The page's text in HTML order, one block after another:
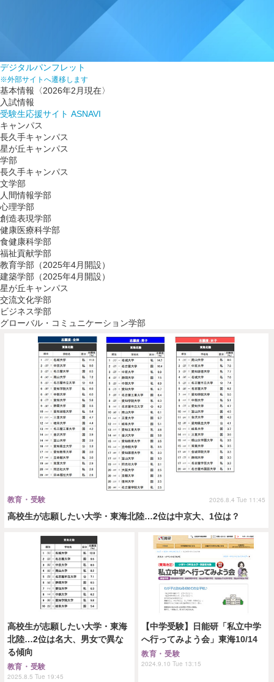
デジタルパンフレット
※外部サイトへ遷移します
基本情報 〈2026年2月現在〉
入試情報
受験生応援サイト ASNAVI
キャンパス
長久手キャンパス
星が丘キャンパス
学部
長久手キャンパス
文学部
人間情報学部
心理学部
創造表現学部
健康医療科学部
食健康科学部
福祉貢献学部
教育学部（2025年4月開設）
建築学部（2025年4月開設）
星が丘キャンパス
交流文化学部
ビジネス学部
グローバル・コミュニケーション学部
高校生が志願したい大学・東海北陸…2位は中京大、1位は？
教育・受験 2026.8.4 Tue 11:45
高校生が志願したい大学・東海
北陸…2位は名大、男女で異な
る傾向
教育・受験
2025.8.5 Tue 19:45
【中学受験】日能研「私立中学
へ行ってみよう会」東海10/14
教育・受験
2024.9.10 Tue 13:15